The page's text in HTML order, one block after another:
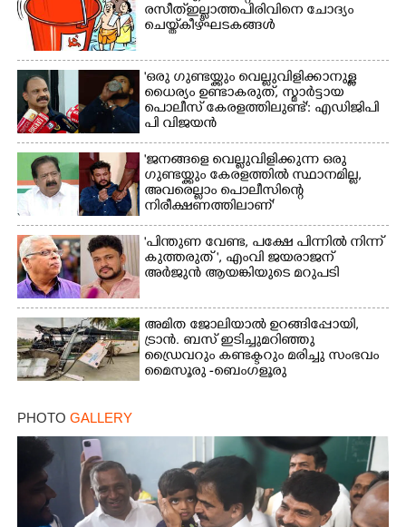
രസീത് ഇല്ലാത്ത പിരിവിനെ ചോദ്യം
ചെയ്ത് കീഴ്ഘടകങ്ങൾ
'ഒരു ഗുണ്ടയ്ക്കും വെല്ലുവിളിക്കാനുള്ള
ധൈര്യം ഉണ്ടാകരുത്, സ്മാർട്ടായ
പൊലീസ് കേരളത്തിലുണ്ട്': എഡിജിപി
പി വിജയൻ
'ജനങ്ങളെ വെല്ലുവിളിക്കുന്ന ഒരു
ഗുണ്ടയ്ക്കും കേരളത്തിൽ സ്ഥാനമില്ല,​
അവരെല്ലാം പൊലീസിന്റെ
നിരീക്ഷണത്തിലാണ്'
"പിന്തുണ വേണ്ട,​ പക്ഷേ പിന്നിൽ നിന്ന്
കുത്തരുത് ", എംവി ജയരാജന്
അർജുൻ ആയങ്കിയുടെ മറുപടി
അമിത ജോലിയാൽ ഉറങ്ങിപ്പോയി,
ട്രാൻ. ബസ് ഇടിച്ചുമറിഞ്ഞു
ഡ്രൈവറും കണ്ടക്ടറും മരിച്ചു സംഭവം
മൈസൂരു -ബെംഗളൂരു
PHOTO GALLERY